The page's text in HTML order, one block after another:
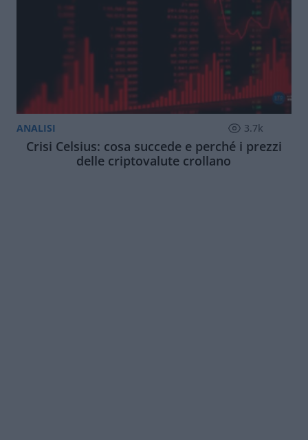
ANALISI 3.7k
Crisi Celsius: cosa succede e perché i prezzi
delle criptovalute crollano